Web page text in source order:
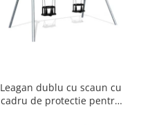
Leagan dublu cu scaun cu
cadru de protectie pentru